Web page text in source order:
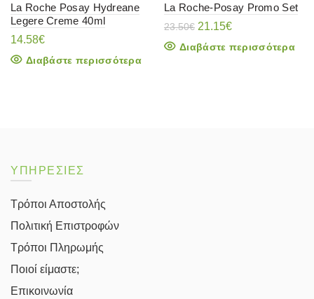
La Roche Posay Hydreane
Legere Creme 40ml
14.58€
Διαβάστε περισσότερα
La Roche-Posay Promo Set
23.50€ Original
was:
21.15€Η
τιμή
Διαβάστε περισσότερα
ΥΠΗΡΕΣΙΕΣ
Τρόποι Αποστολής
Πολιτική Επιστροφών
Τρόποι Πληρωμής
Ποιοί είμαστε;
Επικοινωνία